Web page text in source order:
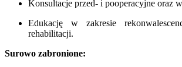
Konsultacje przed- i pooperacyjne oraz
Edukację w zakresie
rehabilitacji.
Surowo zabronione: